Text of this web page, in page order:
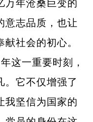
万年沧桑巨变的
意志品质，也让
社会的初心。
这一重要时刻，
。它不仅增强了
我坚信为国家的